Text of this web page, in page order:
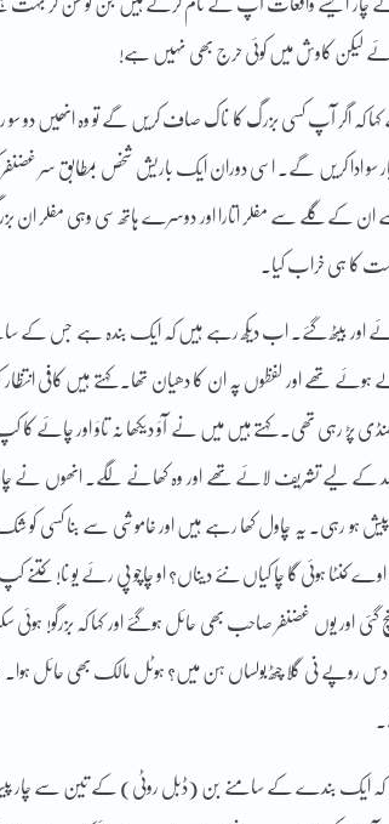
ایسے واقعات آپ کے نام کرتے ہیں جن کو سن کر بہت
پائے لیکن کاوش میں کوئی حرج بھی نہیں ہے!
کہ اگر آپ کسی بزرگ کا ناک صاف کریں گے تو وہ انھیں دو
چار سو ادا کریں گے۔ اسی دوران ایک باریش شخص بمطابق سر غضنفر
کے گلے سے مفلر اتارا اور دوسرے ہاتھ سی وہی مفلر ان
کا ہی خراب کیا۔
اور بیٹھ گئے۔ اب دیکھ رہے ہیں کہ ایک بندہ ہے جس کے
ہوئے تھے اور لفظوں پہ ان کا دھیان تھا۔ کہتے ہیں کافی انتظار
پڑ رہی تھی۔ کہتے ہیں میں نے آؤ دیکھا نہ تاؤ اور چائے کا
کے لیے تشریف لائے تھے اور وہ کھانے لگے۔ انھوں نے
ہو رہی۔ یہ چاول کھا رہے ہیں اور خاموشی سے بنا کسی
کنٹا ہوئی گا چا کیاں نئے دیناں؟ او چاچو پی رئے یو نا! کتنے
اور یوں غضنفر صاحب بھی حائل ہوگئے اور کہا کہ بزرگو! ہوئی
دس روپے نی گلا چٹھ بولساں ہن میں؟ ہوٹل مالک بھی حائل
ہیں کہ ایک بندے کے سامنے بن (ڈبل روٹی) کے تین سے چار